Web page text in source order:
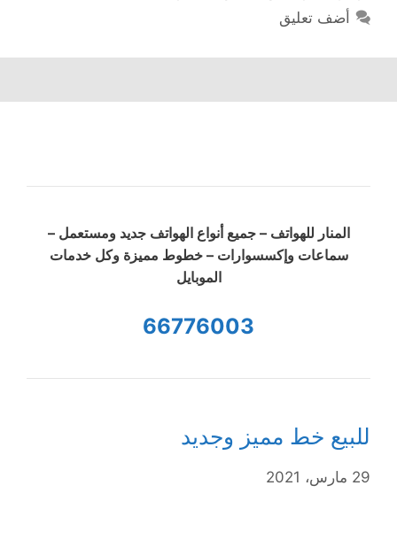
أضف تعليق
المنار للهواتف – جميع أنواع الهواتف جديد ومستعمل –
سماعات وإكسسوارات – خطوط مميزة وكل خدمات
الموبايل
66776003
للبيع خط مميز وجديد
29 مارس، 2021